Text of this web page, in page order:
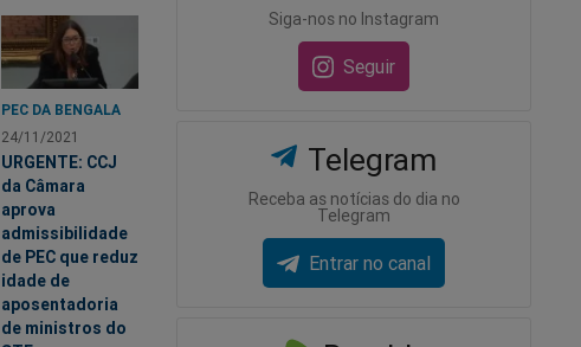
PEC DA BENGALA
24/11/2021
URGENTE: CCJ
da Câmara
aprova
admissibilidade
de PEC que reduz
idade de
aposentadoria
de ministros do
Siga-nos no Instagram
Seguir
Telegram
Receba as notícias do dia no
Telegram
Entrar no canal